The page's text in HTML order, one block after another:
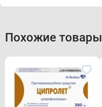
Похожие товары